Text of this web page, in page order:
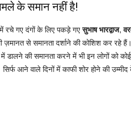
के समान नहीं है!
रचे गए दंगों के लिए पकड़े गएसुभाष भारद्वाज,
ज़मानत से समानता दर्शाने की कोशिश कर रहे
की समानता करने में भी इन लोगों को कोई
आने वाले दिनों में काफी शोर होने की उम्मीद